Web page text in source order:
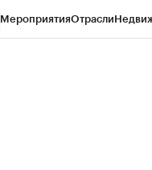
МероприятияОтрасли